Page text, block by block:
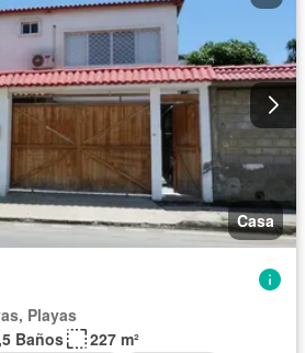
Casa
Playas
Baños
227 m²